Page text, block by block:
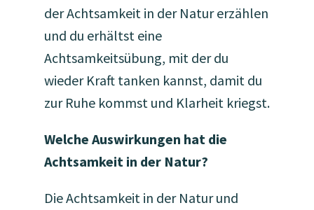
der Achtsamkeit in der Natur erzählen
und du erhältst eine
Achtsamkeitsübung, mit der du
wieder Kraft tanken kannst, damit du
zur Ruhe kommst und Klarheit kriegst.
Welche Auswirkungen hat die
Achtsamkeit in der Natur?
Die Achtsamkeit in der Natur und